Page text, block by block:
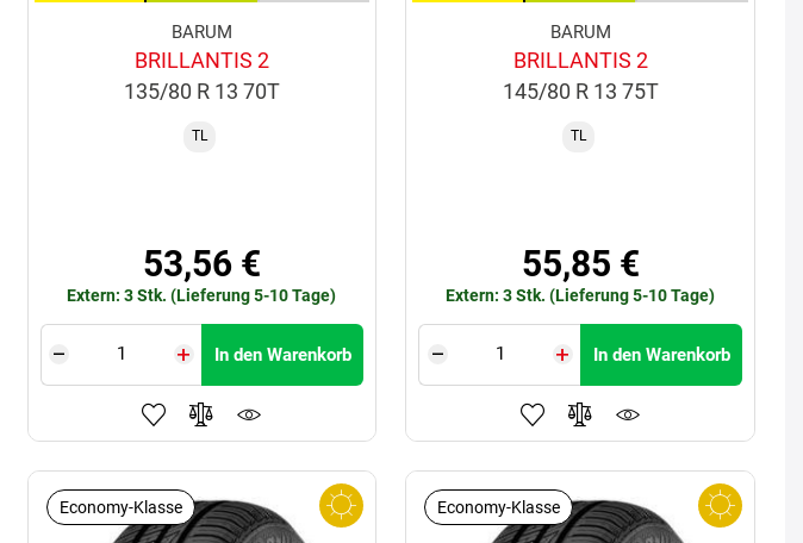
BARUM
BRILLANTIS 2
135/80 R 13 70T
TL
53,56 €
Extern: 3 Stk. (Lieferung 5-10 Tage)
In den Warenkorb
BARUM
BRILLANTIS 2
145/80 R 13 75T
TL
55,85 €
Extern: 3 Stk. (Lieferung 5-10 Tage)
In den Warenkorb
Economy-Klasse Economy-Klasse